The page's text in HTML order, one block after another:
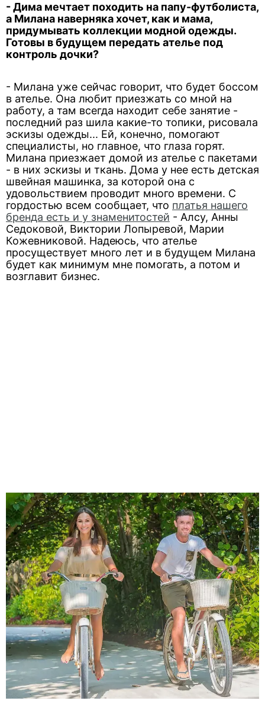
- Дима мечтает походить на папу-футболиста,
а Милана наверняка хочет, как и мама,
придумывать коллекции модной одежды.
Готовы в будущем передать ателье под
контроль дочки?
- Милана уже сейчас говорит, что будет боссом
в ателье. Она любит приезжать со мной на
работу, а там всегда находит себе занятие -
последний раз шила какие-то топики, рисовала
эскизы одежды... Ей, конечно, помогают
специалисты, но главное, что глаза горят.
Милана приезжает домой из ателье с пакетами
- в них эскизы и ткань. Дома у нее есть детская
швейная машинка, за которой она с
удовольствием проводит много времени. С
гордостью всем сообщает, что платья нашего
бренда есть и у знаменитостей - Алсу, Анны
Седоковой, Виктории Лопыревой, Марии
Кожевниковой. Надеюсь, что ателье
просуществует много лет и в будущем Милана
будет как минимум мне помогать, а потом и
возглавит бизнес.